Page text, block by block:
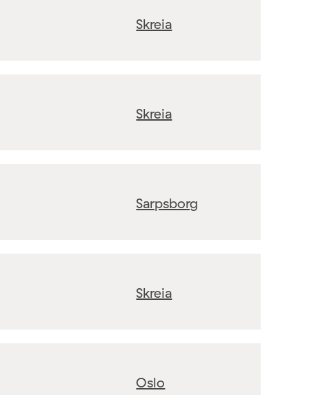
Skreia
Skreia
Sarpsborg
Skreia
Oslo